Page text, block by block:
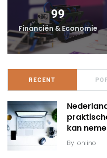
99
Financiën & Economie
RECENT
kan
By onlino